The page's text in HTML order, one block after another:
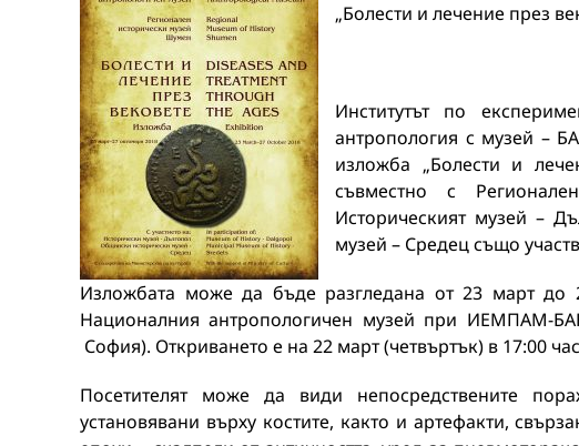
„Болести и лечение през
Институтът по
антропология с музей –
изложба „Болести и
съвместно с
Историческият музей –
музей – Средец също
Изложбата може да бъде разгледана от 23 март до
Националния антропологичен музей при ИЕМПАМ-
София). Откриването е на 22 март (четвъртък) в 17:00
Посетителят може да види непосредствените
установявани върху костите, както и артефакти,